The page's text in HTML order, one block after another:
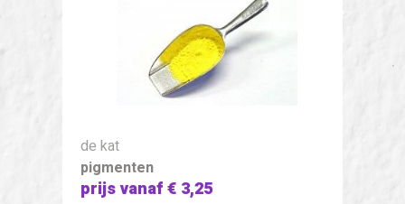
de kat
pigmenten
prijs vanaf€ 3,25